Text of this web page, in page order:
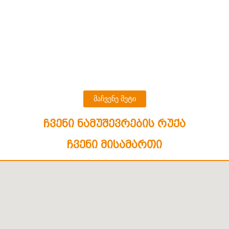
მაჩვენე მეტი
ჩვენი ნამუშევრების რუქა
ჩვენი მისამართი